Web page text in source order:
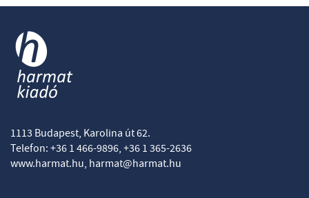
1113 Budapest, Karolina út 62.
Telefon: +36 1 466-9896, +36 1 365-2636
www.harmat.hu, harmat@harmat.hu